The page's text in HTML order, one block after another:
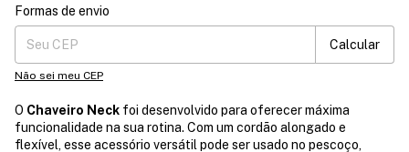
Entregas para o CEP:
Formas de envio
Calcular
Não sei meu CEP
O Chaveiro Neck foi desenvolvido para oferecer máxima
funcionalidade na sua rotina. Com um cordão alongado e
flexível, esse acessório versátil pode ser usado no pescoço,